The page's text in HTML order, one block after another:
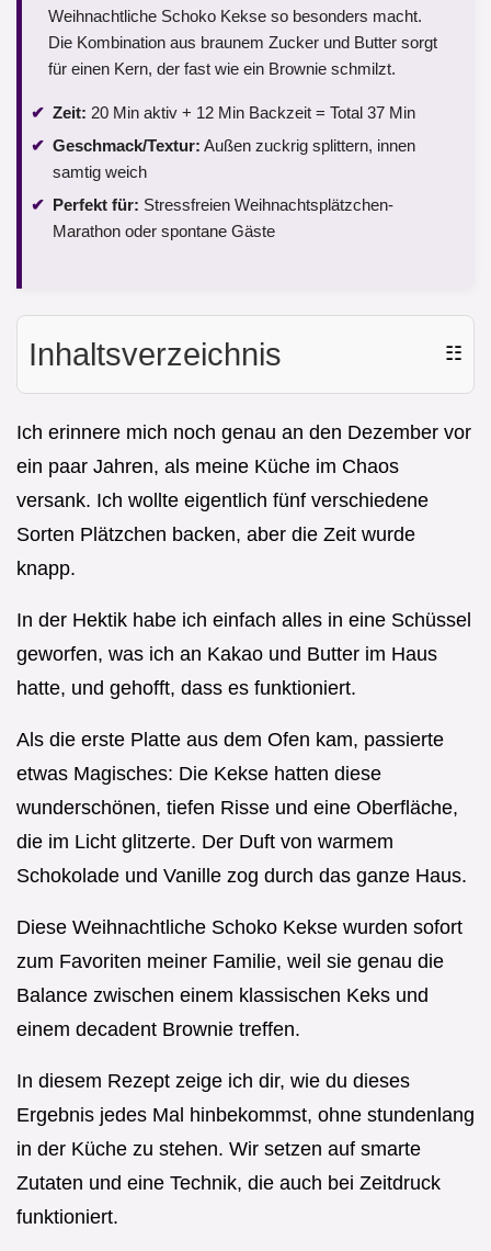
Weihnachtliche Schoko Kekse so besonders macht.
Die Kombination aus braunem Zucker und Butter sorgt
für einen Kern, der fast wie ein Brownie schmilzt.
Zeit: 20 Min aktiv + 12 Min Backzeit = Total 37 Min
Geschmack/Textur: Außen zuckrig splittern, innen
samtig weich
Perfekt für: Stressfreien Weihnachtsplätzchen-
Marathon oder spontane Gäste
Inhaltsverzeichnis ☷
Ich erinnere mich noch genau an den Dezember vor
ein paar Jahren, als meine Küche im Chaos
versank. Ich wollte eigentlich fünf verschiedene
Sorten Plätzchen backen, aber die Zeit wurde
knapp.
In der Hektik habe ich einfach alles in eine Schüssel
geworfen, was ich an Kakao und Butter im Haus
hatte, und gehofft, dass es funktioniert.
Als die erste Platte aus dem Ofen kam, passierte
etwas Magisches: Die Kekse hatten diese
wunderschönen, tiefen Risse und eine Oberfläche,
die im Licht glitzerte. Der Duft von warmem
Schokolade und Vanille zog durch das ganze Haus.
Diese Weihnachtliche Schoko Kekse wurden sofort
zum Favoriten meiner Familie, weil sie genau die
Balance zwischen einem klassischen Keks und
einem decadent Brownie treffen.
In diesem Rezept zeige ich dir, wie du dieses
Ergebnis jedes Mal hinbekommst, ohne stundenlang
in der Küche zu stehen. Wir setzen auf smarte
Zutaten und eine Technik, die auch bei Zeitdruck
funktioniert.